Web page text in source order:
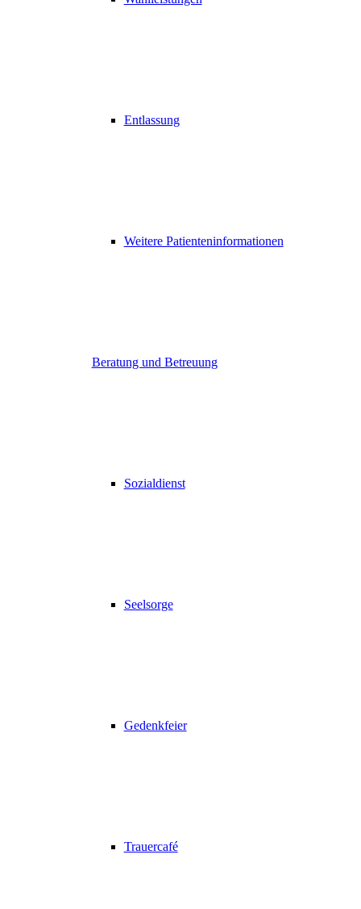
Entlassung
Weitere Patienteninformationen
Beratung und Betreuung
Sozialdienst
Seelsorge
Gedenkfeier
Trauercafé